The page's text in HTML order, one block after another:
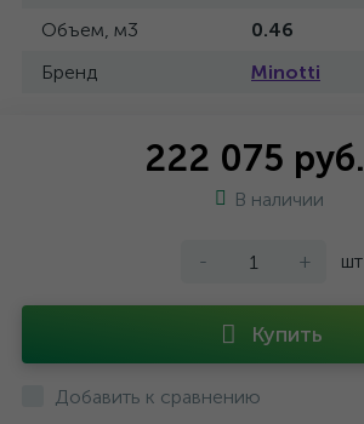
Объем, м3
0.46
Бренд
Minotti
222 075 руб.
В наличии
- + шт
Купить
Добавить к сравнению